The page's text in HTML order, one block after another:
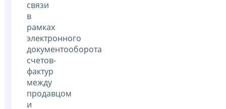
связи
в
рамках
электронного
документооборота
счетов-
фактур
между
продавцом
и